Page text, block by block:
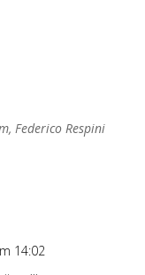
Federico Respini
14:02